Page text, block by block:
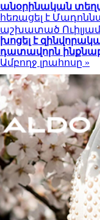
անօրինական
հեռացել է
աշխատած
խոցել է
դատավորն
Ամբողջ լրահոսը »